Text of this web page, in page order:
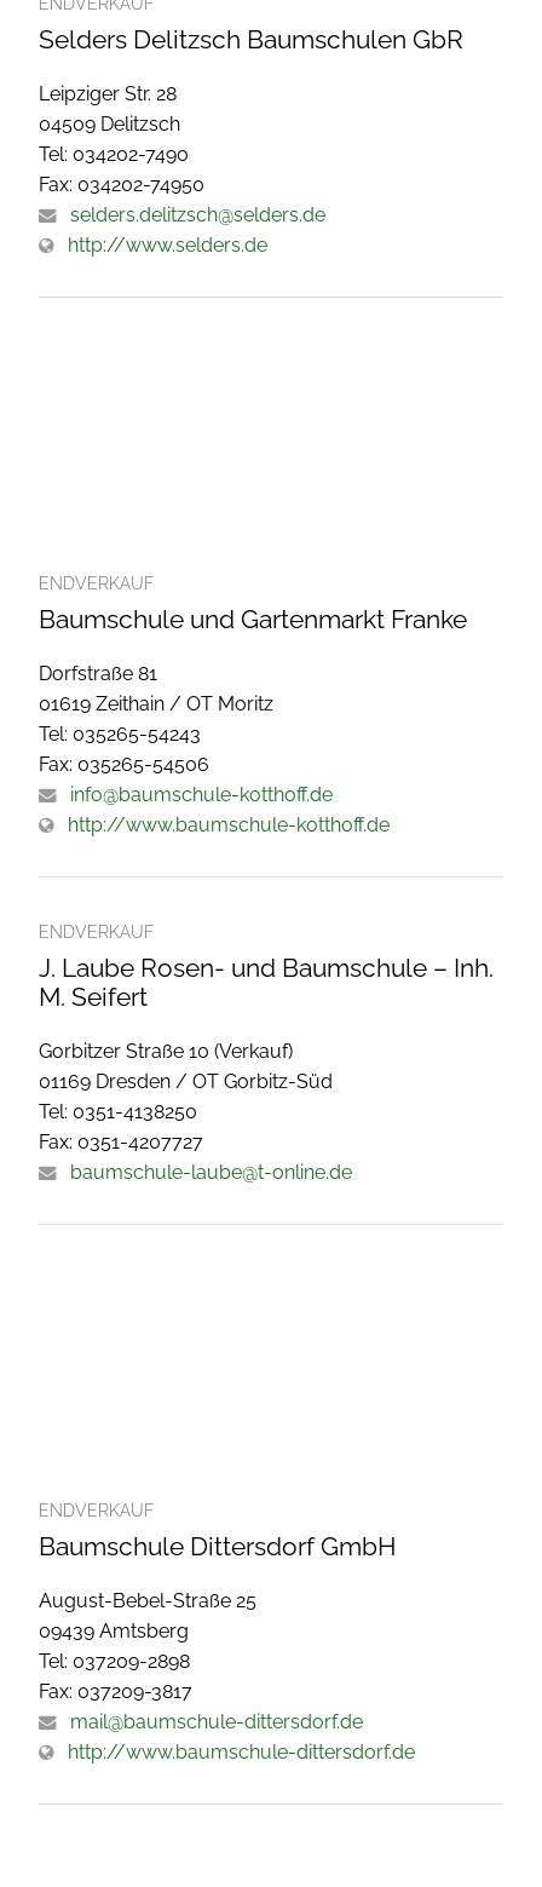
Selders Delitzsch Baumschulen GbR
Leipziger Str. 28
04509 Delitzsch
Tel: 034202-7490
Fax: 034202-74950
selders.delitzsch@selders.de
http://www.selders.de
ENDVERKAUF
Baumschule und Gartenmarkt Franke
Dorfstraße 81
01619 Zeithain / OT Moritz
Tel: 035265-54243
Fax: 035265-54506
info@baumschule-kotthoff.de
http://www.baumschule-kotthoff.de
ENDVERKAUF
J. Laube Rosen- und Baumschule – Inh.
M. Seifert
Gorbitzer Straße 10 (Verkauf)
01169 Dresden / OT Gorbitz-Süd
Tel: 0351-4138250
Fax: 0351-4207727
baumschule-laube@t-online.de
ENDVERKAUF
Baumschule Dittersdorf GmbH
August-Bebel-Straße 25
09439 Amtsberg
Tel: 037209-2898
Fax: 037209-3817
mail@baumschule-dittersdorf.de
http://www.baumschule-dittersdorf.de